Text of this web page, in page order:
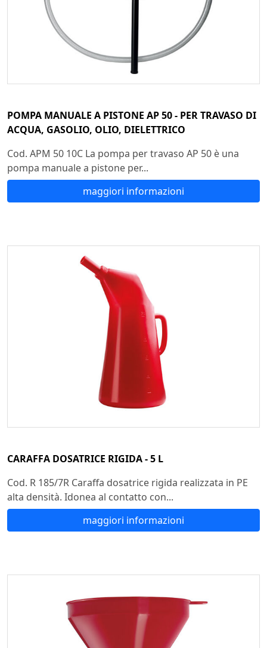
POMPA MANUALE A PISTONE AP 50 - PER TRAVASO DI
ACQUA, GASOLIO, OLIO, DIELETTRICO
Cod. APM 50 10C La pompa per travaso AP 50 è una
pompa manuale a pistone per...
maggiori informazioni
CARAFFA DOSATRICE RIGIDA - 5 L
Cod. R 185/7R Caraffa dosatrice rigida realizzata in PE
alta densità. Idonea al contatto con...
maggiori informazioni